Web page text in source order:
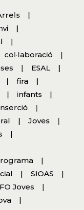
col·laboració
ESAL
fira
infants
Joves
SIOAS
Joves